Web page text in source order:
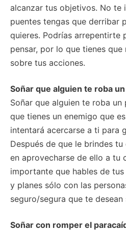
alcanzar tus objetivos. No te
puentes tengas que derribar
quieres. Podrías arrepentirte
pensar, por lo que tienes
sobre tus acciones.
Soñar que alguien te roba
Soñar que alguien te roba un
que tienes un enemigo que
intentará acercarse a ti para
Después de que le brindes
en aprovecharse de ello a tu
importante que hables de
y planes sólo con las
seguro/segura que te
Soñar con romper el